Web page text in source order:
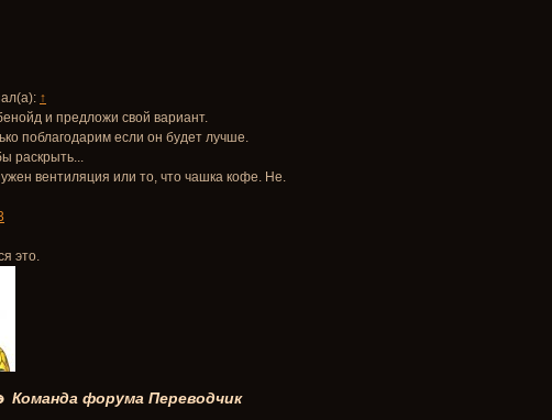
↑
и предложи свой вариант.
поблагодарим если он будет лучше.
раскрыть...
вентиляция или то, что чашка кофе. Не.
это.
Команда форума Переводчик